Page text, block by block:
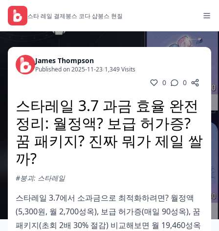
스타 레일 결제붕스 코다 샵붕스 현질
James Thompson
Published on 2025-11-23/1,349 Visits
0 0
스타레일 3.7 과금 효율 완전
정리: 월정액? 보급 허가증?
꿈 패키지? 진짜 뭐가 제일 쌀
까?
#붕괴: 스타레일
스타레일 3.7에서 소과금으로 최적화하려면? 월정액
(5,300원, 월 2,700성옥), 보급 허가증(매일 90성옥), 꿈
패키지(초회 2배 30% 절감) 비교해보면 월 19,460성옥